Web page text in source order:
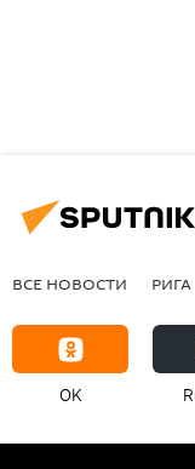
ВСЕ НОВОСТИ РИГА
OK